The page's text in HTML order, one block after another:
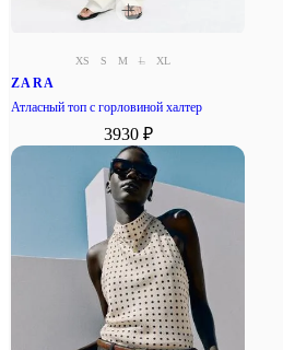
XS S M L XL
ZARA
Атласный топ с горловиной халтер
3930 ₽